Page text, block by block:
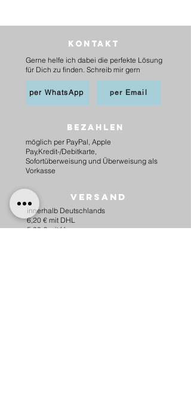
Kontakt
Gerne helfe ich dabei die perfekte Lösung
für Dich zu finden. Schreib mir gern
per WhatsApp per Email
BEZAHLEN
möglich per PayPal, Apple
Pay,Kredit-/Debitkarte,
Sofortüberweisung und Überweisung als
Vorkasse
Versand
innerhalb Deutschlands
6,20 € mit DHL
5,00 € mit Hermes